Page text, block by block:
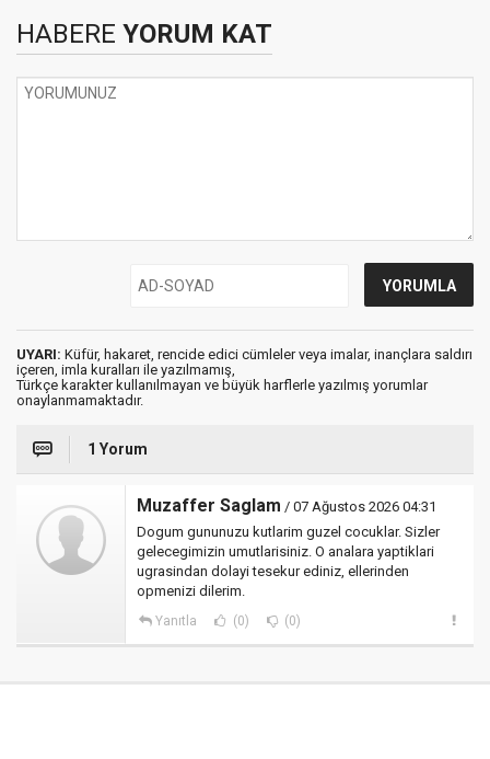
HABERE YORUM KAT
UYARI: Küfür, hakaret, rencide edici cümleler veya imalar, inançlara saldırı
içeren, imla kuralları ile yazılmamış,
Türkçe karakter kullanılmayan ve büyük harflerle yazılmış yorumlar
onaylanmamaktadır.
1 Yorum
Muzaffer Saglam / 07 Ağustos 2026 04:31
Dogum gununuzu kutlarim guzel cocuklar. Sizler
gelecegimizin umutlarisiniz. O analara yaptiklari
ugrasindan dolayi tesekur ediniz, ellerinden
opmenizi dilerim.
Yanıtla (0) (0)